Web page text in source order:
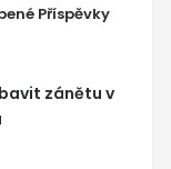
Příspěvky
zánětu v